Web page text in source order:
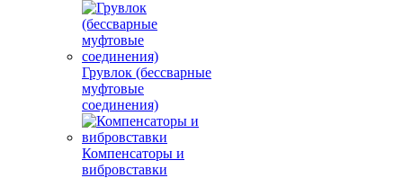
Грувлок (бессварные
муфтовые
соединения)
Компенсаторы и
вибровставки